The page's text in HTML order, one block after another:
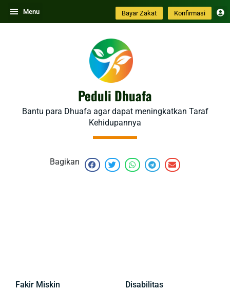
Skip
to
Menu Bayar Zakat Konfirmasi
Peduli Dhuafa
Bantu para Dhuafa agar dapat meningkatkan Taraf
Kehidupannya
Bagikan
Fakir Miskin Disabilitas